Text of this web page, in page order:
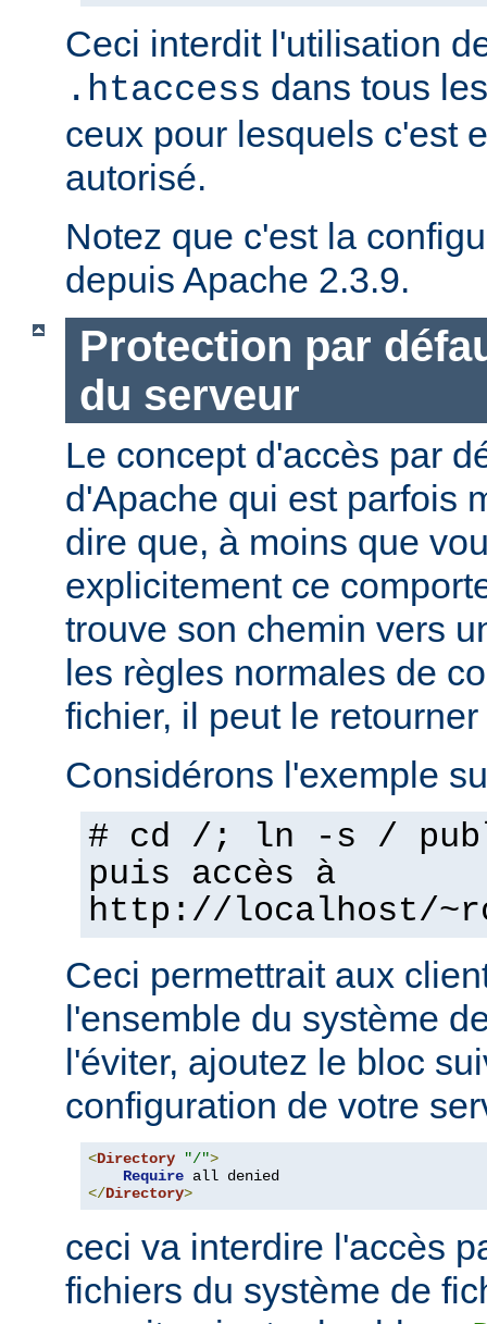
Ceci interdit l'utilisation
.htaccess dans tous
ceux pour lesquels c'est
autorisé.
Notez que c'est la
depuis Apache 2.3.9.
Protection par
du serveur
Le concept d'accès par
d'Apache qui est parfois
dire que, à moins que
explicitement ce
trouve son chemin vers
les règles normales de
fichier, il peut le
Considérons l'exemple
# cd /; ln -s /
puis accès à
http://localhost/
Ceci permettrait aux
l'ensemble du système
l'éviter, ajoutez le bloc
configuration de votre
<Directory "/">
Require
</Directory>
ceci va interdire l'accès
fichiers du système de